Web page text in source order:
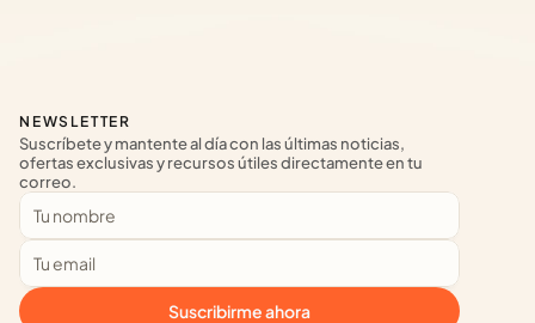
NEWSLETTER
Suscríbete y mantente al día con las últimas noticias,
ofertas exclusivas y recursos útiles directamente en tu
correo.
Suscribirme ahora